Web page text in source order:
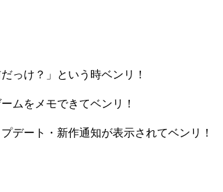
っけ？」という時ベンリ！
ムをメモできてベンリ！
デート・新作通知が表示されてベンリ！